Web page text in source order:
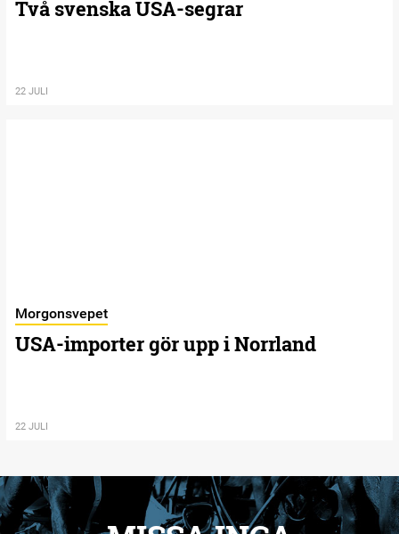
Två svenska USA-segrar
22 JULI
Morgonsvepet
USA-importer gör upp i Norrland
22 JULI